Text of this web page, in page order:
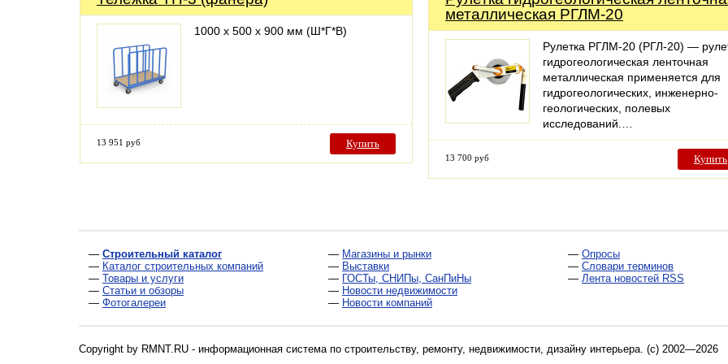
1000 х 500 х 900 мм (Ш*Г*В)
13 951 руб Купить
металлическая РГЛМ-20
Рулетка РГЛМ-20 (РГЛ-20) —
гидрогеологическая ленточная
металлическая применяется для
гидрогеологических, инженерно-
геологических, полевых
исследований.…
13 700 руб Купить
— Строительный каталог
— Каталог строительных компаний
— Товары и услуги
— Статьи и обзоры
— Фотогалереи
— Магазины и рынки
— Выставки
— ГОСТы, СНИПы, СанПиНы
— Новости недвижимости
— Новости компаний
— Опросы
— Словари терминов
— Лента новостей RSS
Copyright by RMNT.RU - информационная система по строительству, ремонту, недвижимости, дизайну интерьера . (c) 2002—2026